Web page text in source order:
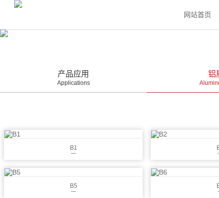
网站首页
产品应用
Applications
铝
B1
B5